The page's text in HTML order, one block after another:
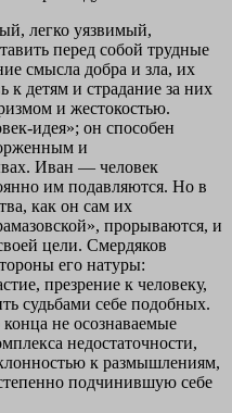
легко уязвимый,
перед собой трудные
смысла добра и зла, их
к детям и страдание за них
и жестокостью.
идея»; он способен
и
Иван — человек
им подавляются. Но в
как он сам их
прорываются, и
цели. Смердяков
его натуры:
презрение к человеку,
судьбами себе подобных.
не осознаваемые
недостаточности,
к размышлениям,
подчинившую себе